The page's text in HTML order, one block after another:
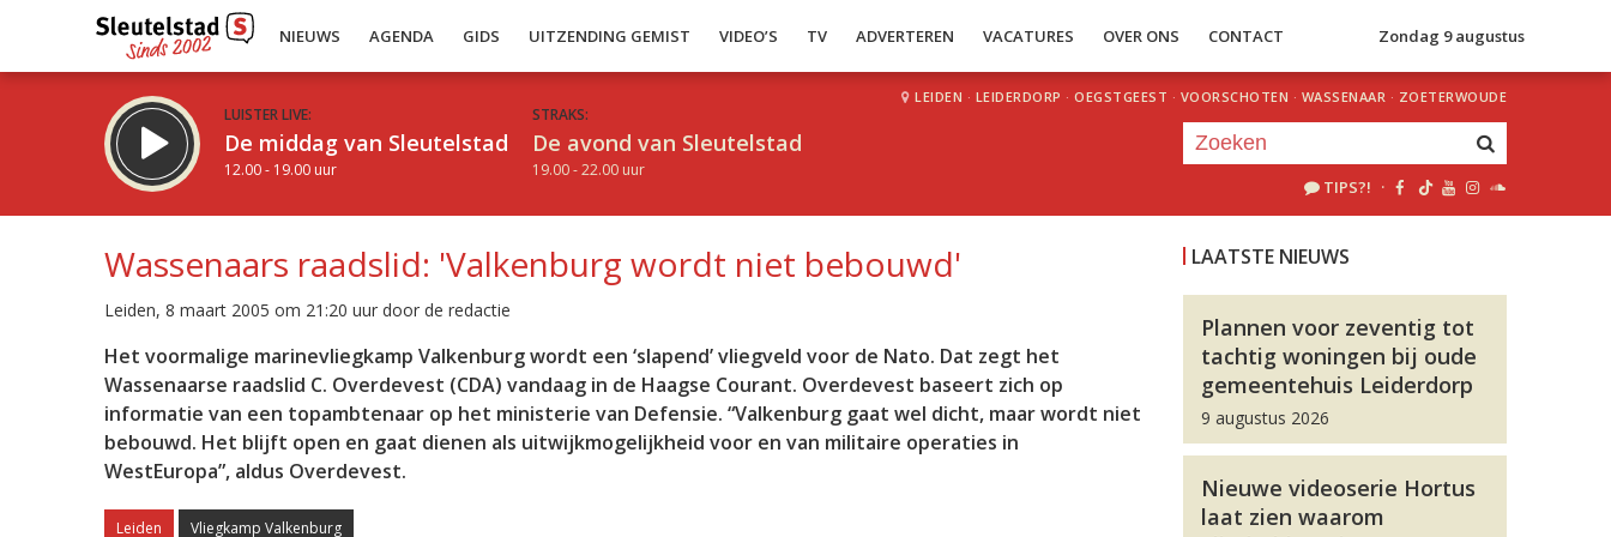
NIEUWS AGENDA GIDS UITZENDING GEMIST VIDEO’S TV ADVERTEREN VACATURES OVER ONS CONTACT Zondag 9 augustus
LUISTER LIVE:
De middag van Sleutelstad
12.00 - 19.00 uur
STRAKS:
De avond van Sleutelstad
19.00 - 22.00 uur
LEIDEN · LEIDERDORP · OEGSTGEEST · VOORSCHOTEN · WASSENAAR · ZOETERWOUDE
TIPS?! ·
Wassenaars raadslid: 'Valkenburg wordt niet bebouwd'
Leiden, 8 maart 2005 om 21:20 uur door de redactie
Het voormalige marinevliegkamp Valkenburg wordt een ‘slapend’ vliegveld voor de Nato. Dat zegt het
Wassenaarse raadslid C. Overdevest (CDA) vandaag in de Haagse Courant. Overdevest baseert zich op
informatie van een topambtenaar op het ministerie van Defensie. “Valkenburg gaat wel dicht, maar wordt niet
bebouwd. Het blijft open en gaat dienen als uitwijkmogelijkheid voor en van militaire operaties in
WestEuropa”, aldus Overdevest.
Leiden Vliegkamp Valkenburg
LAATSTE NIEUWS
Plannen voor zeventig tot
tachtig woningen bij oude
gemeentehuis Leiderdorp
9 augustus 2026
Nieuwe videoserie Hortus
laat zien waarom